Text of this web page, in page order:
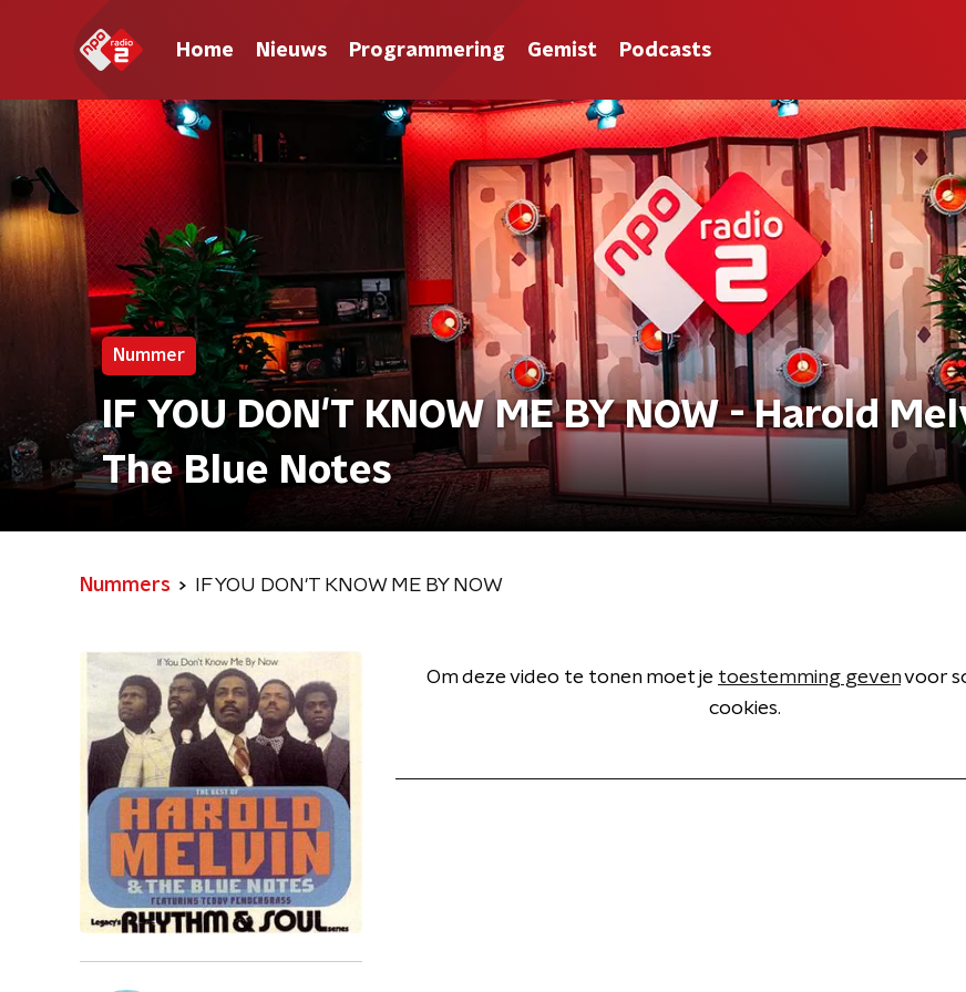
Home Nieuws Programmering Gemist Podcasts
Nummer
IF YOU DON'T KNOW ME BY NOW - Harold
The Blue Notes
Nummers IF YOU DON'T KNOW ME BY NOW
Om deze video te tonen moet je toestemming gevenvoor
cookies.